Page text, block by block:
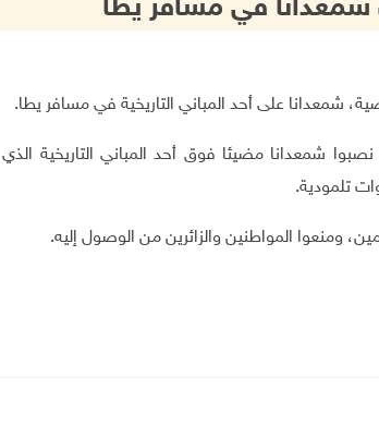
في مسافر يطا
.
شمعدانا مضيئا فوق أحد المباني التاريخية
تلمودية.
ومنعوا المواطنين والزائرين من الوصول إليه.